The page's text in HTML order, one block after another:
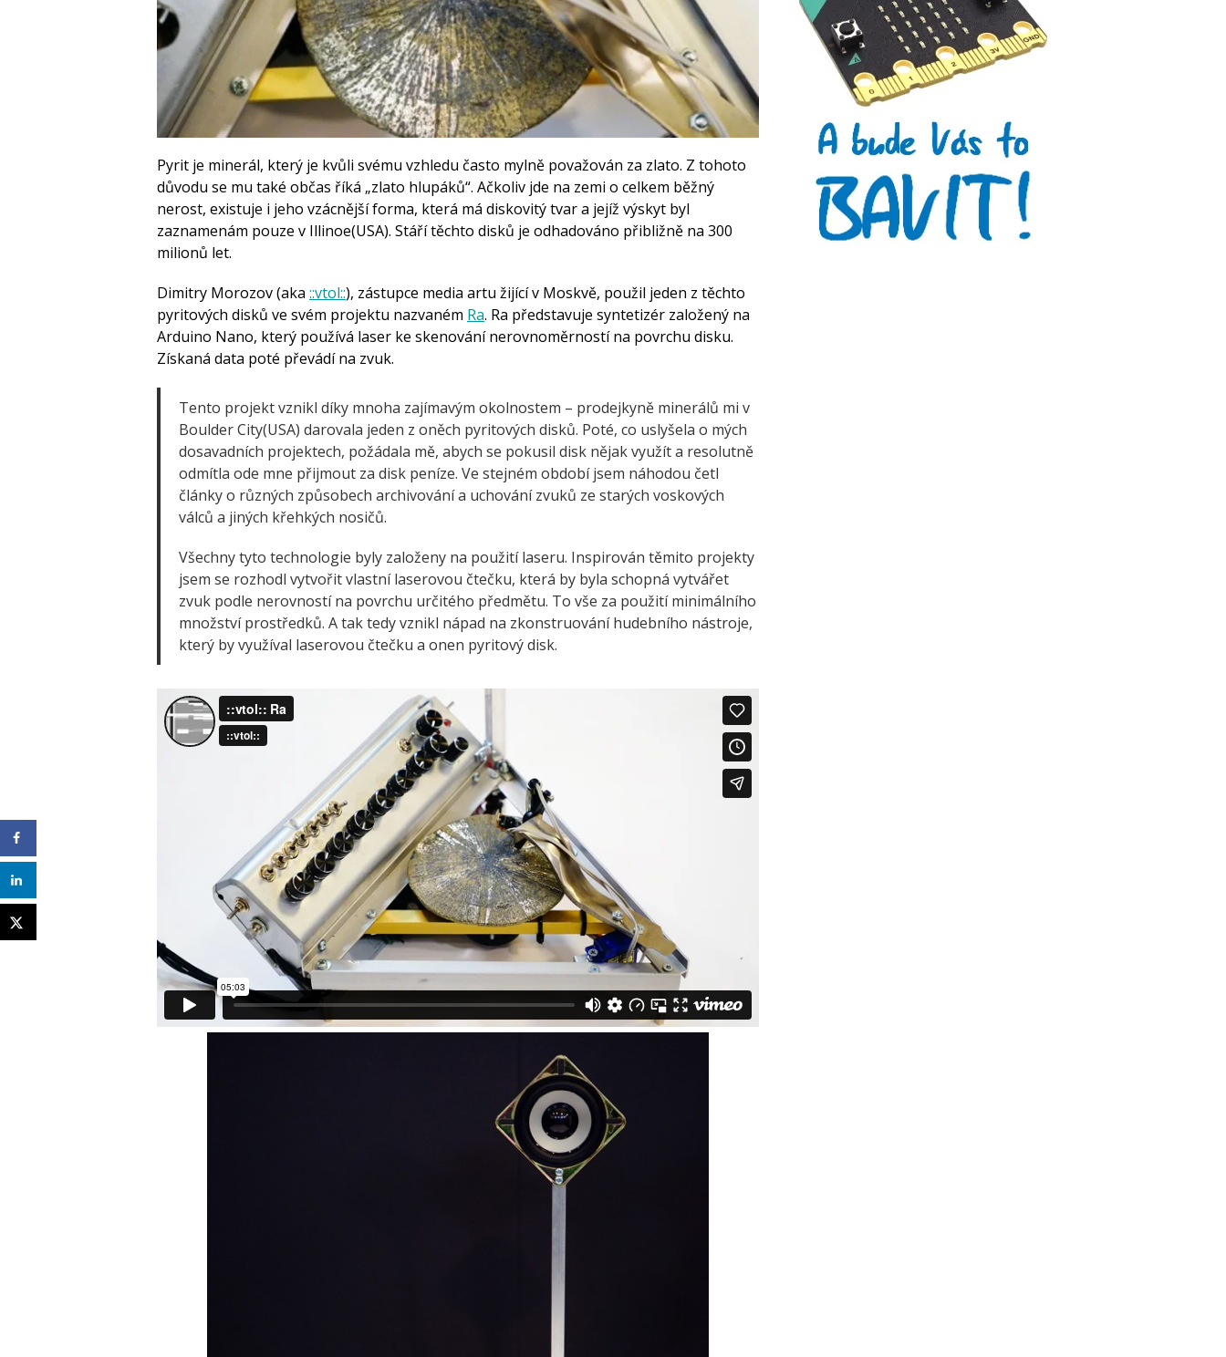
Tinylab
Makeblock
Micro:bit
Pyrit je minerál, který je kvůli svému vzhledu často mylně považován za zlato. Z tohoto
důvodu se mu také občas říká „zlato hlupáků“. Ačkoliv jde na zemi o celkem běžný
nerost, existuje i jeho vzácnější forma, která má diskovitý tvar a jejíž výskyt byl
zaznamenám pouze v Illinoe(USA). Stáří těchto disků je odhadováno přibližně na 300
milionů let.
Dimitry Morozov (aka ::vtol::), zástupce media artu žijící v Moskvě, použil jeden z těchto
pyritových disků ve svém projektu nazvaném Ra. Ra představuje syntetizér založený na
Arduino Nano, který používá laser ke skenování nerovnoměrností na povrchu disku.
Získaná data poté převádí na zvuk.
Tento projekt vznikl díky mnoha zajímavým okolnostem – prodejkyně minerálů mi v
Boulder City(USA) darovala jeden z oněch pyritových disků. Poté, co uslyšela o mých
dosavadních projektech, požádala mě, abych se pokusil disk nějak využít a resolutně
odmítla ode mne přijmout za disk peníze. Ve stejném období jsem náhodou četl
články o různých způsobech archivování a uchování zvuků ze starých voskových
válců a jiných křehkých nosičů.
Všechny tyto technologie byly založeny na použití laseru. Inspirován těmito projekty
jsem se rozhodl vytvořit vlastní laserovou čtečku, která by byla schopná vytvářet
zvuk podle nerovností na povrchu určitého předmětu. To vše za použití minimálního
množství prostředků. A tak tedy vznikl nápad na zkonstruování hudebního nástroje,
který by využíval laserovou čtečku a onen pyritový disk.